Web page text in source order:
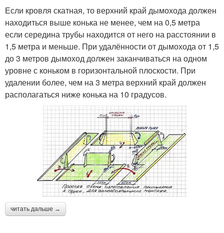
Если кровля скатная, то верхний край дымохода должен
находиться выше конька не менее, чем на 0,5 метра
если середина трубы находится от него на расстоянии в
1,5 метра и меньше. При удалённости от дымохода от 1,5
до 3 метров дымоход должен заканчиваться на одном
уровне с коньком в горизонтальной плоскости. При
удалении более, чем на 3 метра верхний край должен
располагаться ниже конька на 10 градусов.
читать дальше →